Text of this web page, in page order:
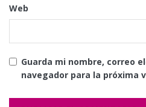
Web
Guarda mi nombre, correo
navegador para la próxima